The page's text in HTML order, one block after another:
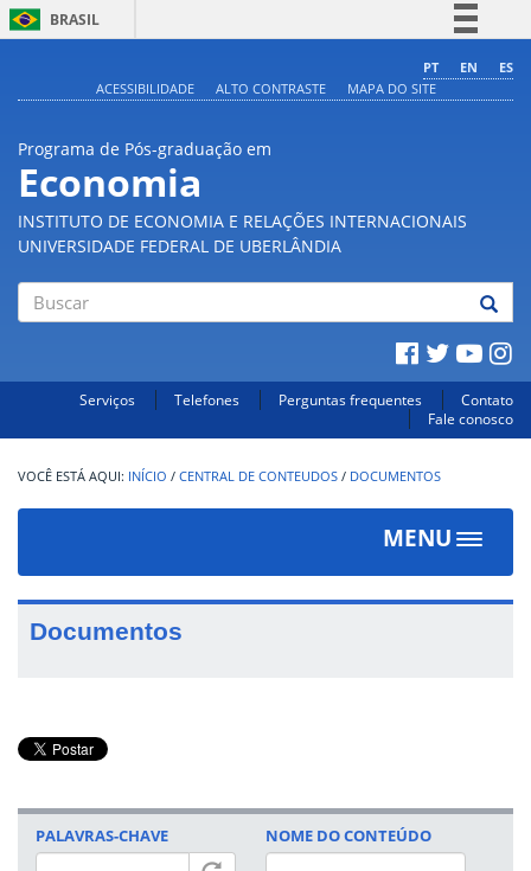
BRASIL
Comunica BR
PT EN
ES
ACESSIBILIDADE
ALTO CONTRASTE MAPA DO SITE
Programa de Pós-graduação em
Economia
INSTITUTO DE ECONOMIA E RELAÇÕES INTERNACIONAIS
UNIVERSIDADE FEDERAL DE UBERLÂNDIA
Serviços Telefones Perguntas frequentes
Contato
Fale conosco
INÍCIO / CENTRAL DE CONTEUDOS / DOCUMENTOS
MENU
Toggle
Documentos
PALAVRAS-CHAVE NOME DO CONTEÚDO